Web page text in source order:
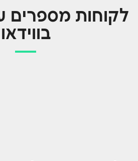
לקוחות מספרים
בווידאו